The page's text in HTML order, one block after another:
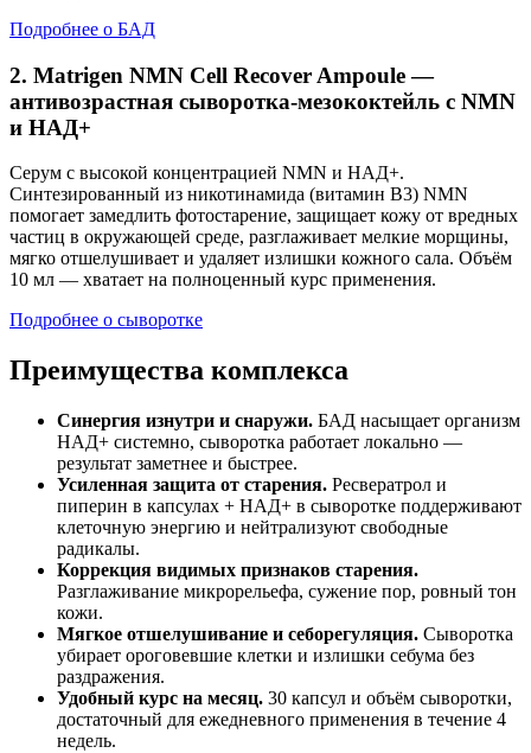
Подробнее о БАД
2. Matrigen NMN Cell Recover Ampoule —
антивозрастная сыворотка-мезококтейль с NMN
и НАД+
Серум с высокой концентрацией NMN и НАД+.
Синтезированный из никотинамида (витамин B3) NMN
помогает замедлить фотостарение, защищает кожу от вредных
частиц в окружающей среде, разглаживает мелкие морщины,
мягко отшелушивает и удаляет излишки кожного сала. Объём
10 мл — хватает на полноценный курс применения.
Подробнее о сыворотке
Преимущества комплекса
Синергия изнутри и снаружи. БАД насыщает организм
НАД+ системно, сыворотка работает локально —
результат заметнее и быстрее.
Усиленная защита от старения. Ресвератрол и
пиперин в капсулах + НАД+ в сыворотке поддерживают
клеточную энергию и нейтрализуют свободные
радикалы.
Коррекция видимых признаков старения.
Разглаживание микрорельефа, сужение пор, ровный тон
кожи.
Мягкое отшелушивание и себорегуляция. Сыворотка
убирает ороговевшие клетки и излишки себума без
раздражения.
Удобный курс на месяц. 30 капсул и объём сыворотки,
достаточный для ежедневного применения в течение 4
недель.